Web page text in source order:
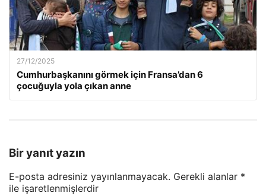
27/12/2025
Cumhurbaşkanını görmek için Fransa’dan 6
çocuğuyla yola çıkan anne
Bir yanıt yazın
E-posta adresiniz yayınlanmayacak. Gerekli alanlar *
ile işaretlenmişlerdir